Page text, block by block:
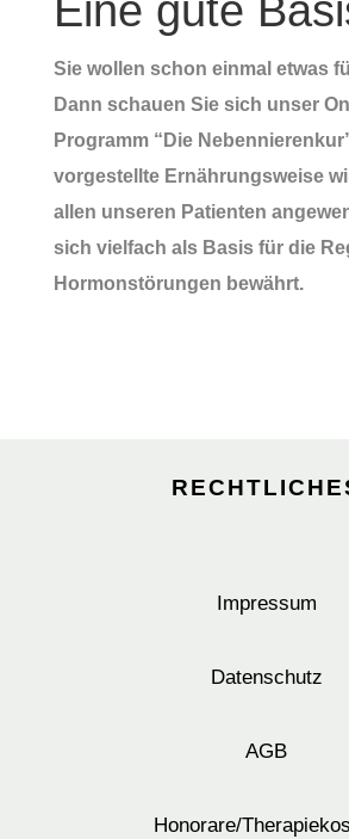
Eine gute
Sie wollen schon einmal etwas
Dann schauen Sie sich unser
Programm “Die
vorgestellte Ernährungsweise
allen unseren Patienten
sich vielfach als Basis für die
Hormonstörungen bewährt.
Impressum
Datenschutz
AGB
Honorare/